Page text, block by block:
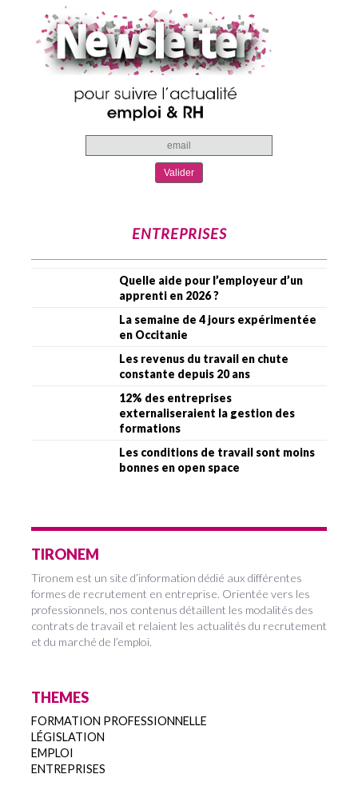
ENTREPRISES
Quelle aide pour l’employeur d’un
apprenti en 2026 ?
La semaine de 4 jours expérimentée
en Occitanie
Les revenus du travail en chute
constante depuis 20 ans
12% des entreprises
externaliseraient la gestion des
formations
Les conditions de travail sont moins
bonnes en open space
TIRONEM
Tironem est un site d’information dédié aux différentes
formes de recrutement en entreprise. Orientée vers les
professionnels, nos contenus détaillent les modalités des
contrats de travail et relaient les actualités du recrutement
et du marché de l’emploi.
THEMES
FORMATION PROFESSIONNELLE
LÉGISLATION
EMPLOI
ENTREPRISES